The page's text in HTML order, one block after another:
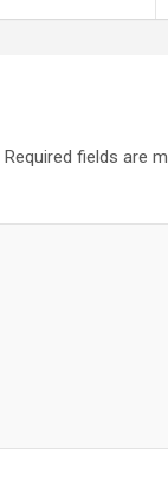
Required fields are